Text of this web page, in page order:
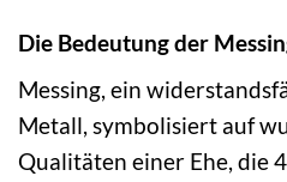
Die Bedeutung der
Messing, ein
Metall, symbolisiert auf
Qualitäten einer Ehe, die